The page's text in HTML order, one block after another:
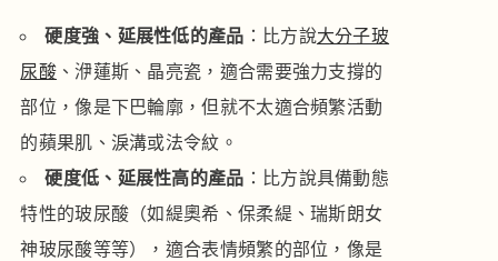
硬度強、延展性低的產品 ：比方說大分子玻
尿酸、洢蓮斯、晶亮瓷，適合需要強力支撐的
部位，像是下巴輪廓，但就不太適合頻繁活動
的蘋果肌、淚溝或法令紋。
硬度低、延展性高的產品 ：比方說具備動態
特性的玻尿酸（如緹奧希、保柔緹、瑞斯朗女
神玻尿酸等等），適合表情頻繁的部位，像是